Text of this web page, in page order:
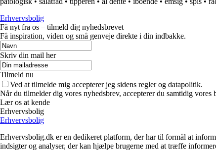
Erhvervsbolig
Få nyt fra os – tilmeld dig nyhedsbrevet
Få inspiration, viden og små genveje direkte i din indbakke.
Skriv din mail her
Tilmeld nu
Ved at tilmelde mig accepterer jeg sidens regler og datapolitik.
Når du tilmelder dig vores nyhedsbrev, accepterer du samtidig
Lær os at kende
Erhvervsbolig
Erhvervsbolig
Erhvervsbolig.dk er en dedikeret platform, der har til formål at
indsigter og analyser, der kan hjælpe brugerne med at træffe